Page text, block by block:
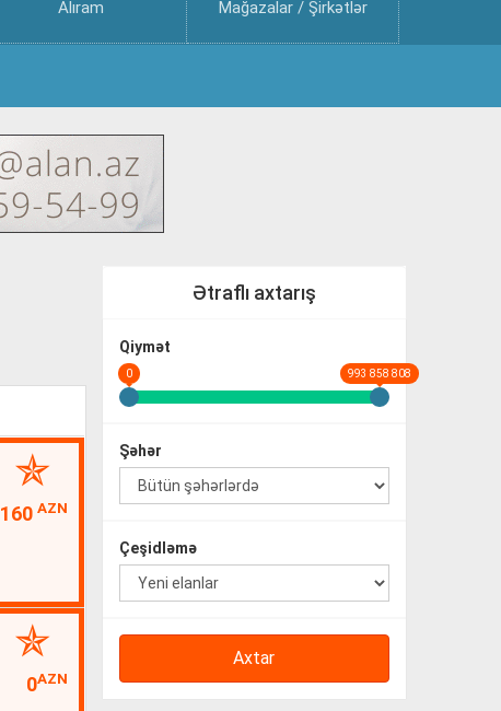
Alıram Mağazalar / Şirkətlər
Ətraflı axtarış
Qiymət
0 993 858 808
Şəhər
Çeşidləmə
Axtar
160 AZN
0AZN